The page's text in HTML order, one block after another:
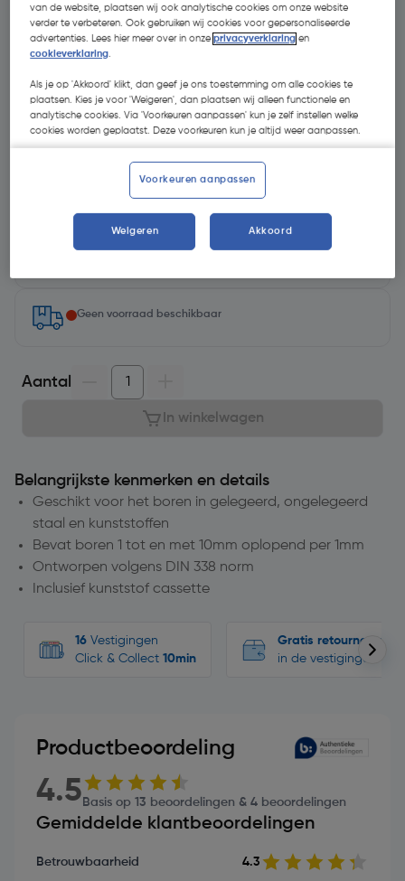
€ 5,81 | Excl. btw € 4,80
Geen voorraad beschikbaar
Aantal
In winkelwagen
Belangrijkste kenmerken en details
Geschikt voor het boren in gelegeerd, ongelegeerd
staal en kunststoffen
Bevat boren 1 tot en met 10mm oplopend per 1mm
Ontworpen volgens DIN 338 norm
Inclusief kunststof cassette
16 Vestigingen
Click & Collect 10min
Gratis retourneren
in de vestigingen
Productbeoordeling
4.5 Basis op 13 beoordelingen & 4 beoordelingen
Gemiddelde klantbeoordelingen
Betrouwbaarheid 4.3
van de website, plaatsen wij ook analytische cookies om onze website
verder te verbeteren. Ook gebruiken wij cookies voor gepersonaliseerde
advertenties. Lees hier meer over in onzeprivacyverklaring en
cookieverklaring.
Als je op 'Akkoord' klikt, dan geef je ons toestemming om alle cookies te
plaatsen. Kies je voor 'Weigeren', dan plaatsen wij alleen functionele en
analytische cookies. Via 'Voorkeuren aanpassen' kun je zelf instellen welke
cookies worden geplaatst. Deze voorkeuren kun je altijd weer aanpassen.
Voorkeuren aanpassen
Weigeren Akkoord